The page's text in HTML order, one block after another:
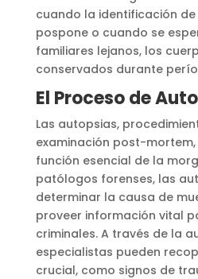
cuando la identificación
pospone o cuando se
familiares lejanos, los
conservados durante
El Proceso de
Las autopsias,
examinación post-
función esencial de la
patólogos forenses, las
determinar la causa de
proveer información vital
criminales. A través de la
especialistas pueden
crucial, como signos de